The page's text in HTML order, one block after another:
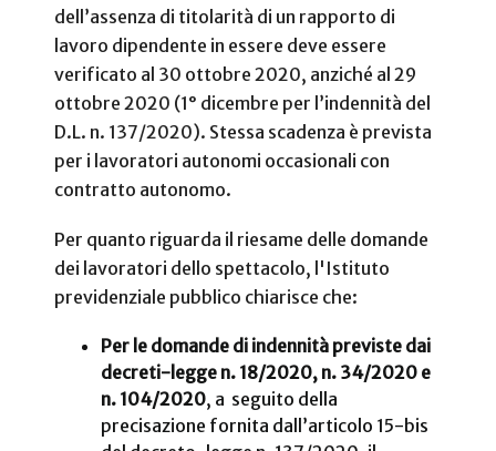
dell’assenza di titolarità di un rapporto di
lavoro dipendente in essere deve essere
verificato al 30 ottobre 2020, anziché al 29
ottobre 2020 (1° dicembre per l’indennità del
D.L. n. 137/2020). Stessa scadenza è prevista
per i lavoratori autonomi occasionali con
contratto autonomo.
Per quanto riguarda il riesame delle domande
dei lavoratori dello spettacolo, l'Istituto
previdenziale pubblico chiarisce che:
Per le domande di indennità previste dai
decreti-legge n. 18/2020, n. 34/2020 e
n. 104/2020, a seguito della
precisazione fornita dall’articolo 15-bis